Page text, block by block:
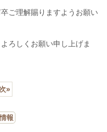
ご理解賜りますようお願い
ろしくお願い申し上げま
»
報